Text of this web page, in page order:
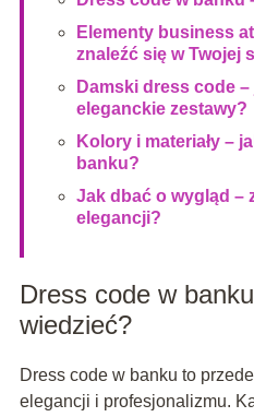
Elementy business
znaleźć się w Twojej
Damski dress code
eleganckie zestawy?
Kolory i materiały –
banku?
Jak dbać o wygląd –
elegancji?
Dress code w
wiedzieć?
Dress code w banku to
elegancji i profesjonalizmu.